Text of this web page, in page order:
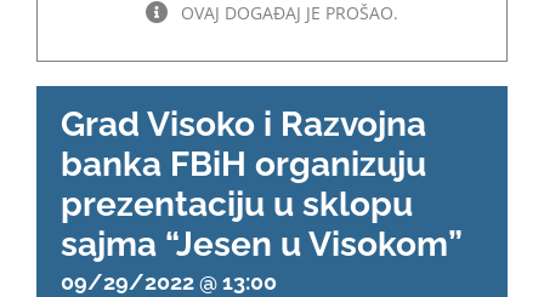
Press-clipping
English
OVAJ DOGAĐAJ JE PROŠAO.
Grad Visoko i Razvojna
banka FBiH organizuju
prezentaciju u sklopu
sajma “Jesen u Visokom”
09/29/2022 @ 13:00